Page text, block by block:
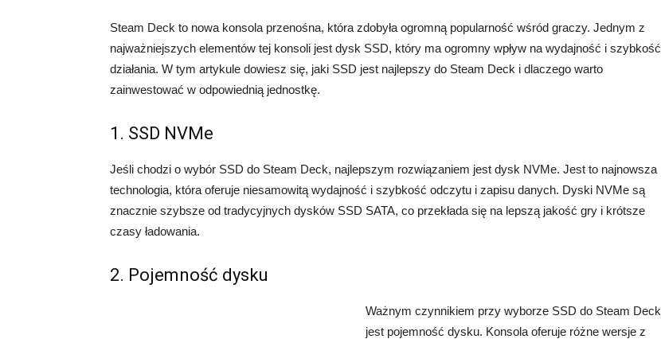
Steam Deck to nowa konsola przenośna, która zdobyła ogromną popularność wśród graczy. Jednym z
najważniejszych elementów tej konsoli jest dysk SSD, który ma ogromny wpływ na wydajność i szybkość
działania. W tym artykule dowiesz się, jaki SSD jest najlepszy do Steam Deck i dlaczego warto
zainwestować w odpowiednią jednostkę.
1. SSD NVMe
Jeśli chodzi o wybór SSD do Steam Deck, najlepszym rozwiązaniem jest dysk NVMe. Jest to najnowsza
technologia, która oferuje niesamowitą wydajność i szybkość odczytu i zapisu danych. Dyski NVMe są
znacznie szybsze od tradycyjnych dysków SSD SATA, co przekłada się na lepszą jakość gry i krótsze
czasy ładowania.
2. Pojemność dysku
Ważnym czynnikiem przy wyborze SSD do Steam Deck
jest pojemność dysku. Konsola oferuje różne wersje z